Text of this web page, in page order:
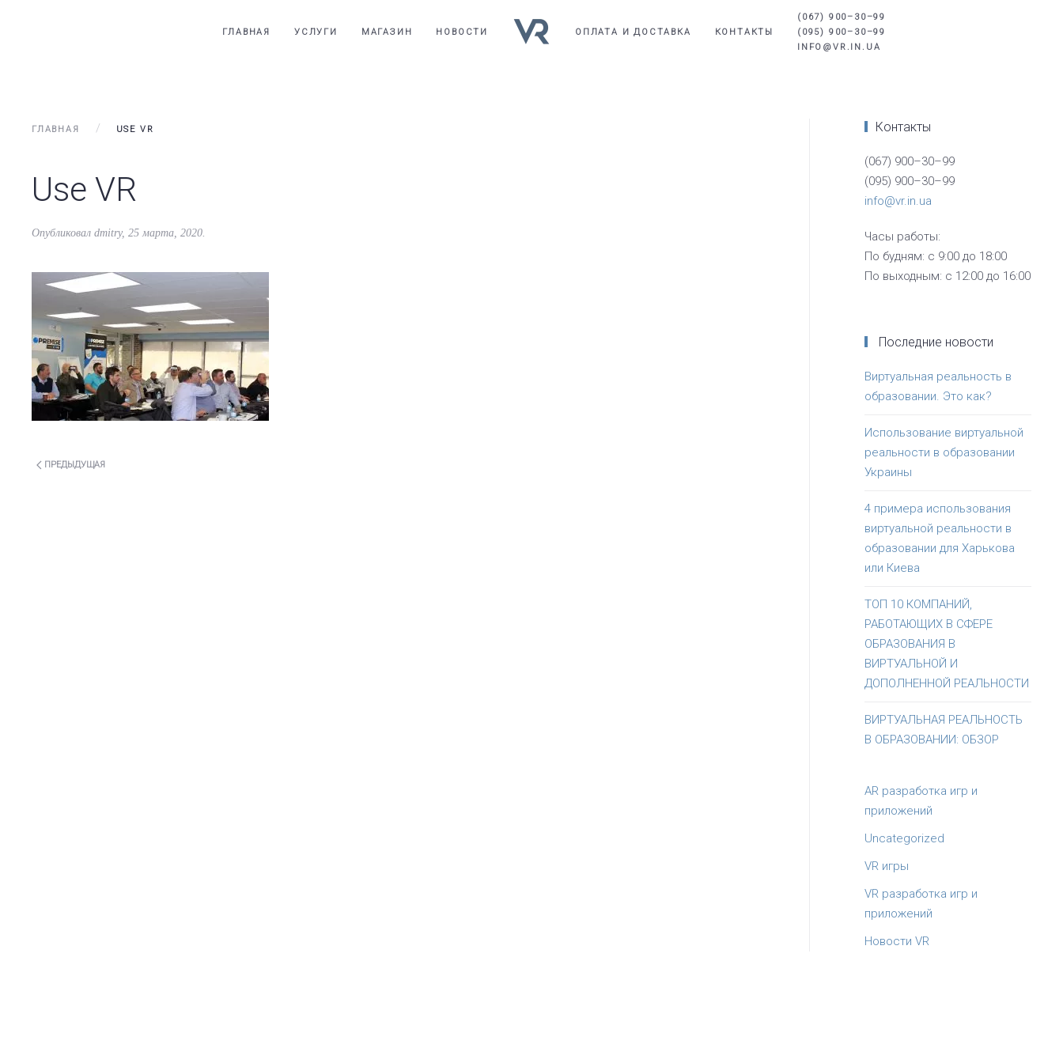
ГЛАВНАЯ УСЛУГИ МАГАЗИН НОВОСТИ ОПЛАТА И ДОСТАВКА КОНТАКТЫ
(067) 900–30–99
(095) 900–30–99
INFO@VR.IN.UA
ГЛАВНАЯ USE VR
Use VR
Опубликовал dmitry, 25 марта, 2020.
ПРЕДЫДУЩАЯ
Контакты
(067) 900–30–99
(095) 900–30–99
info@vr.in.ua
Часы работы:
По будням: с 9:00 до 18:00
По выходным: с 12:00 до 16:00
Последние новости
Виртуальная реальность в
образовании. Это как?
Использование виртуальной
реальности в образовании
Украины
4 примера использования
виртуальной реальности в
образовании для Харькова
или Киева
ТОП 10 КОМПАНИЙ,
РАБОТАЮЩИХ В СФЕРЕ
ОБРАЗОВАНИЯ В
ВИРТУАЛЬНОЙ И
ДОПОЛНЕННОЙ РЕАЛЬНОСТИ
ВИРТУАЛЬНАЯ РЕАЛЬНОСТЬ
В ОБРАЗОВАНИИ: ОБЗОР
AR разработка игр и
приложений
Uncategorized
VR игры
VR разработка игр и
приложений
Новости VR